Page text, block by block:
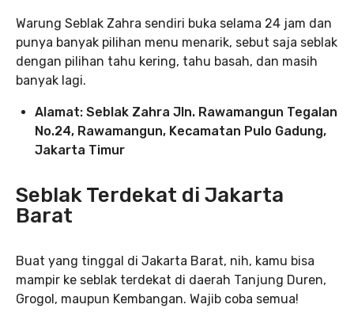
Warung Seblak Zahra sendiri buka selama 24 jam dan
punya banyak pilihan menu menarik, sebut saja seblak
dengan pilihan tahu kering, tahu basah, dan masih
banyak lagi.
Alamat: Seblak Zahra Jln. Rawamangun Tegalan
No.24, Rawamangun, Kecamatan Pulo Gadung,
Jakarta Timur
Seblak Terdekat di Jakarta
Barat
Buat yang tinggal di Jakarta Barat, nih, kamu bisa
mampir ke seblak terdekat di daerah Tanjung Duren,
Grogol, maupun Kembangan. Wajib coba semua!